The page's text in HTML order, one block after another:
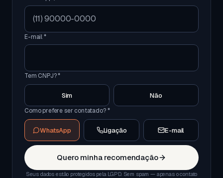
E-mail *
Tem CNPJ? *
Sim Não
Como prefere ser contatado? *
WhatsApp Ligação E-mail
Quero minha recomendação
Seus dados estão protegidos pela LGPD. Sem spam — apenas o contato